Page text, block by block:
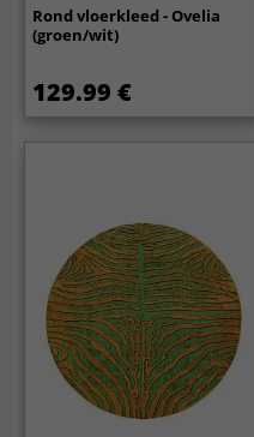
Rond vloerkleed - Ovelia
(groen/wit)
129.99 €